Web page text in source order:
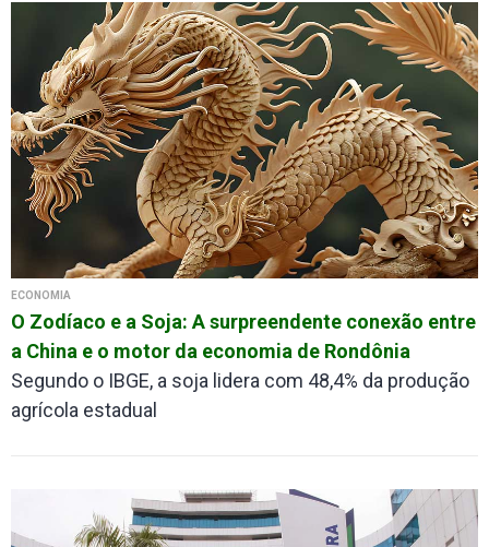
ECONOMIA
O Zodíaco e a Soja: A surpreendente conexão entre
a China e o motor da economia de Rondônia
Segundo o IBGE, a soja lidera com 48,4% da produção
agrícola estadual